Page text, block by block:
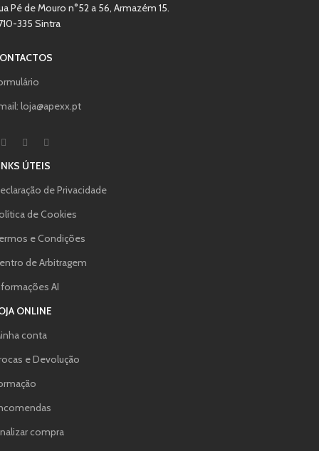
Pé de Mouro n°52 a 56, Armazém 15.
335 Sintra
loja@apexx.pt
ÚTEIS
de Privacidade
de Cookies
e Condições
de Arbitragem
AI
ONLINE
conta
e Devolução
compra